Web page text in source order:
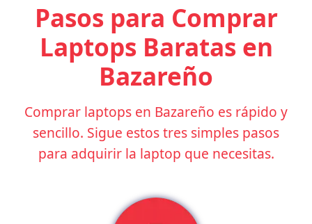
Pasos para Comprar
Laptops Baratas en
Bazareño
Comprar laptops en Bazareño es rápido y
sencillo. Sigue estos tres simples pasos
para adquirir la laptop que necesitas.